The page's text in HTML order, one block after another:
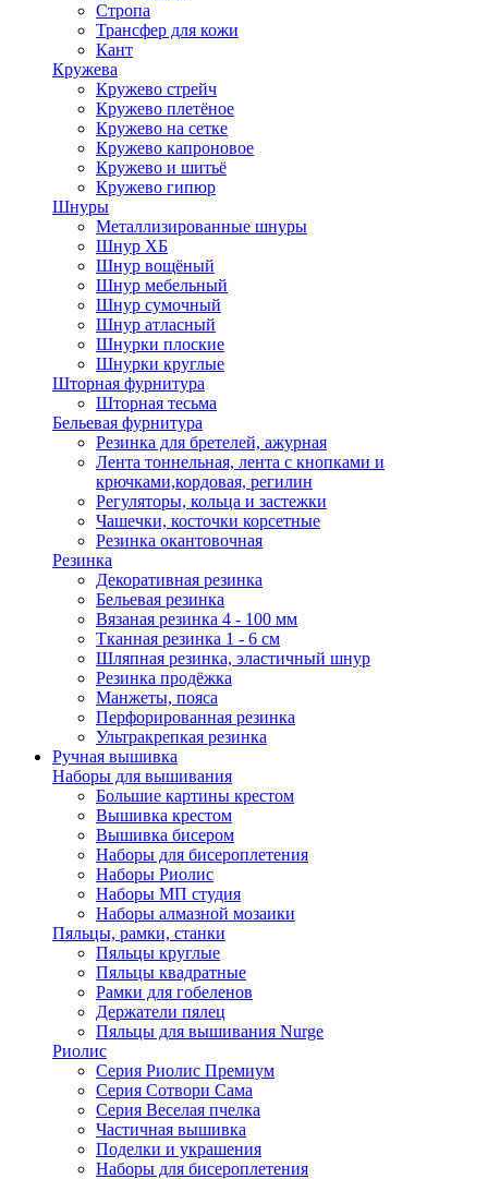
Стропа
Трансфер для кожи
Кант
Кружева
Кружево стрейч
Кружево плетёное
Кружево на сетке
Кружево капроновое
Кружево и шитьё
Кружево гипюр
Шнуры
Металлизированные шнуры
Шнур ХБ
Шнур вощёный
Шнур мебельный
Шнур сумочный
Шнур атласный
Шнурки плоские
Шнурки круглые
Шторная фурнитура
Шторная тесьма
Бельевая фурнитура
Резинка для бретелей, ажурная
Лента тоннельная, лента с кнопками и
крючками,кордовая, регилин
Регуляторы, кольца и застежки
Чашечки, косточки корсетные
Резинка окантовочная
Резинка
Декоративная резинка
Бельевая резинка
Вязаная резинка 4 - 100 мм
Тканная резинка 1 - 6 см
Шляпная резинка, эластичный шнур
Резинка продёжка
Манжеты, пояса
Перфорированная резинка
Ультракрепкая резинка
Ручная вышивка
Наборы для вышивания
Большие картины крестом
Вышивка крестом
Вышивка бисером
Наборы для бисероплетения
Наборы Риолис
Наборы МП студия
Наборы алмазной мозаики
Пяльцы, рамки, станки
Пяльцы круглые
Пяльцы квадратные
Рамки для гобеленов
Держатели пялец
Пяльцы для вышивания Nurge
Риолис
Серия Риолис Премиум
Серия Сотвори Сама
Серия Веселая пчелка
Частичная вышивка
Поделки и украшения
Наборы для бисероплетения